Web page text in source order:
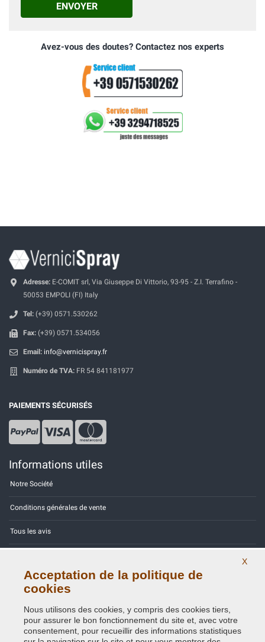
ENVOYER
Avez-vous des doutes? Contactez nos experts
Adresse: E-COMIT srl, Via Giuseppe Di Vittorio, 93-95 - Z.I. Terrafino -
50053 EMPOLI (FI) Italy
Tel: (+39) 0571.530262
Fax: (+39) 0571.534056
Email: info@vernicispray.fr
Numéro de TVA: FR 54 841181977
PAIEMENTS SÉCURISÉS
Informations utiles
Notre Société
Conditions générales de vente
Tous les avis
Contactez-nous
Politique de confidentialité - RGPD
X
Acceptation de la politique de
cookies
Nous utilisons des cookies, y compris des cookies tiers,
pour assurer le bon fonctionnement du site et, avec votre
consentement, pour recueillir des informations statistiques